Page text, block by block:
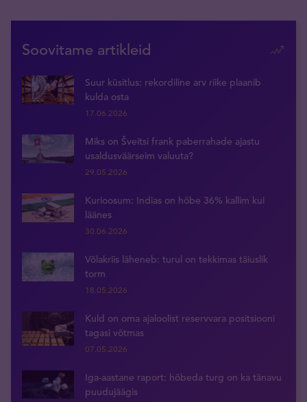
Soovitame artikleid
Suur küsitlus: rekordiline arv riike plaanib
kulda osta
17.06.2026
Miks on Šveitsi frank paberrahade ajastu
usaldusväärseim valuuta?
29.05.2026
Kurioosum: Indias on hõbe 36% kallim kui
läänes
30.06.2026
Võlakriis läheneb: turul on tekkimas täiuslik
torm
18.05.2026
Kuld on oma ajaloolist reservvara positsiooni
tagasi võtmas
07.05.2026
Iga-aastane raport: hõbeda turg on ka tänavu
puudujäägis